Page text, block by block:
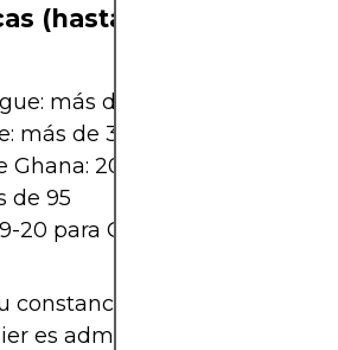
(hasta 2025)
más de 240
más de 30
20+
de 95
20 para Crystal Palace
constancia en una liga tan
es admirable. No todos los